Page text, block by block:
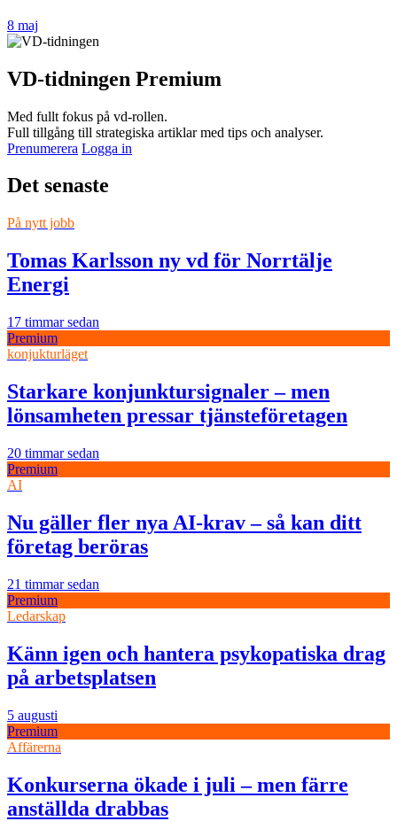
8 maj
VD-tidningen Premium
Med fullt fokus på vd-rollen.
Full tillgång till strategiska artiklar med tips och analyser.
Prenumerera Logga in
Det senaste
På nytt jobb
Tomas Karlsson ny vd för Norrtälje
Energi
17 timmar sedan
Premium
konjukturläget
Starkare konjunktursignaler – men
lönsamheten pressar tjänsteföretagen
20 timmar sedan
Premium
AI
Nu gäller fler nya AI-krav – så kan ditt
företag beröras
21 timmar sedan
Premium
Ledarskap
Känn igen och hantera psykopatiska drag
på arbetsplatsen
5 augusti
Premium
Affärerna
Konkurserna ökade i juli – men färre
anställda drabbas